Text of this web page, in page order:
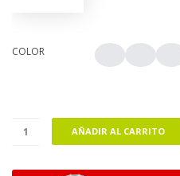
COLOR
AÑADIR AL CARRITO